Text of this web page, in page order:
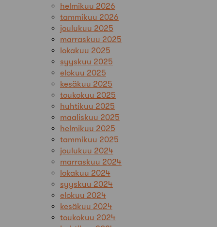
helmikuu 2026
tammikuu 2026
joulukuu 2025
marraskuu 2025
lokakuu 2025
syyskuu 2025
elokuu 2025
kesäkuu 2025
toukokuu 2025
huhtikuu 2025
maaliskuu 2025
helmikuu 2025
tammikuu 2025
joulukuu 2024
marraskuu 2024
lokakuu 2024
syyskuu 2024
elokuu 2024
kesäkuu 2024
toukokuu 2024